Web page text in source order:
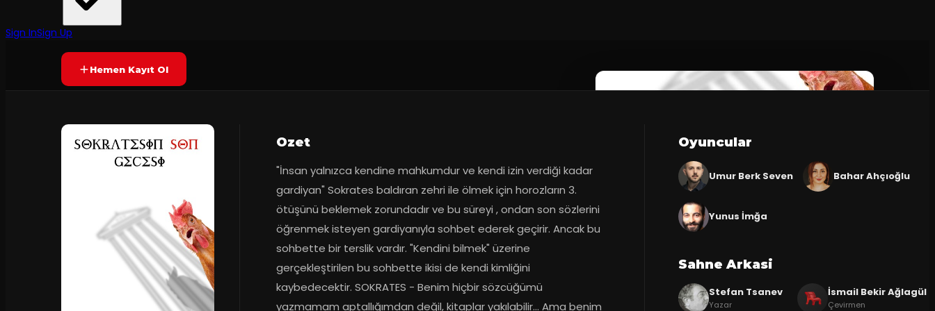
Sign InSign UpYAKINDA
Hemen Kayıt Ol
Ozet
"İnsan yalnızca kendine mahkumdur ve kendi izin verdiği kadar
gardiyan" Sokrates baldıran zehri ile ölmek için horozların 3.
ötüşünü beklemek zorundadır ve bu süreyi , ondan son sözlerini
öğrenmek isteyen gardiyanıyla sohbet ederek geçirir. Ancak bu
sohbette bir terslik vardır. "Kendini bilmek" üzerine
gerçekleştirilen bu sohbette ikisi de kendi kimliğini
kaybedecektir. SOKRATES - Benim hiçbir sözcüğümü
yazmamam aptallığımdan değil, kitaplar yakılabilir... Ama benim
Oyuncular
Umur Berk Seven Bahar Ahçıoğlu
Yunus İmğa
Sahne Arkasi
Stefan Tsanev
Yazar
İsmail Bekir Ağlagül
Çevirmen